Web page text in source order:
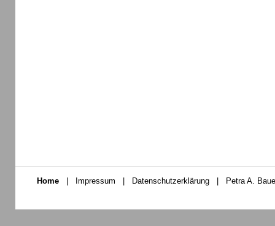
Home Impressum Datenschutzerklärung Petra A.